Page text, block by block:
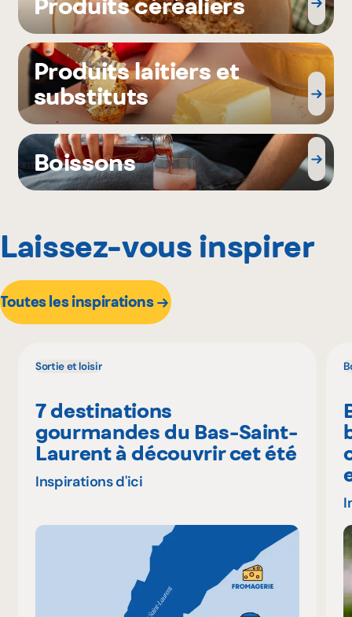
Produits laitiers et
substituts
Boissons
Laissez-vous inspirer
Toutes les inspirations
Sortie et loisir
7 destinations
gourmandes du Bas-Saint-
Laurent à découvrir cet été
Inspirations d'ici